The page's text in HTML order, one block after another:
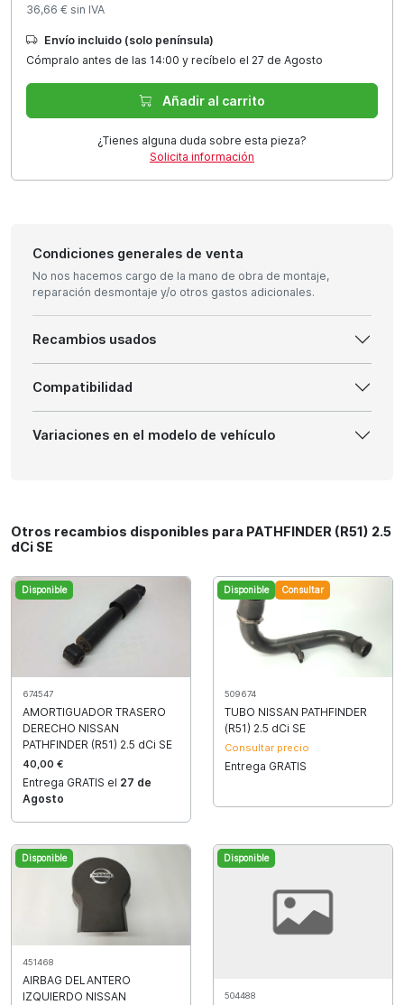
36,66 € sin IVA
Envío incluido (solo península)
Cómpralo antes de las 14:00 y recíbelo el 27 de Agosto
Añadir al carrito
¿Tienes alguna duda sobre esta pieza?
Solicita información
Condiciones generales de venta
No nos hacemos cargo de la mano de obra de montaje,
reparación desmontaje y/o otros gastos adicionales.
Recambios usados
Compatibilidad
Variaciones en el modelo de vehículo
Otros recambios disponibles para PATHFINDER (R51) 2.5
dCi SE
Disponible
674547
AMORTIGUADOR TRASERO
DERECHO NISSAN
PATHFINDER (R51) 2.5 dCi SE
40,00 €
Entrega GRATIS el 27 de
Agosto
Disponible Consultar
509674
TUBO NISSAN PATHFINDER
(R51) 2.5 dCi SE
Consultar precio
Entrega GRATIS
Disponible
451468
AIRBAG DELANTERO
IZQUIERDO NISSAN
Disponible
504488